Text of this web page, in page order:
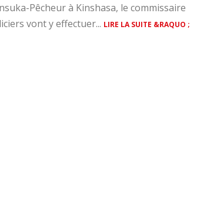
Pêcheur à Kinshasa, le commissaire
vont y effectuer... LIRE LA SUITE &RAQUO ;